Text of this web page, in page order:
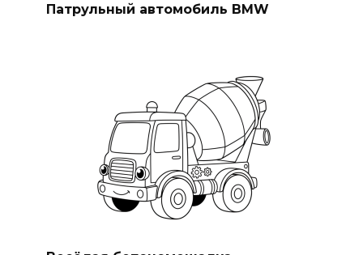
Патрульный автомобиль BMW